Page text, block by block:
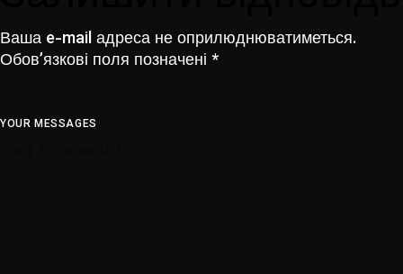
Ваша e-mail адреса не оприлюднюватиметься.
Обов’язкові поля позначені *
YOUR MESSAGES